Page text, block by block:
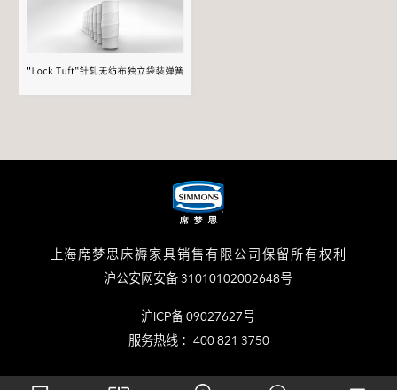
上海席梦思床褥家具销售有限公司保留所有权利
沪公安网安备 31010102002648号
沪ICP备 09027627号
服务热线 ：400 821 3750